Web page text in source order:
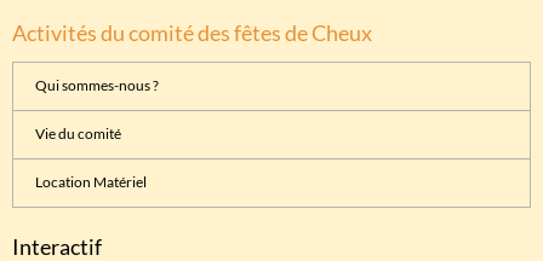
Activités du comité des fêtes de Cheux
Qui sommes-nous ?
Vie du comité
Location Matériel
Interactif